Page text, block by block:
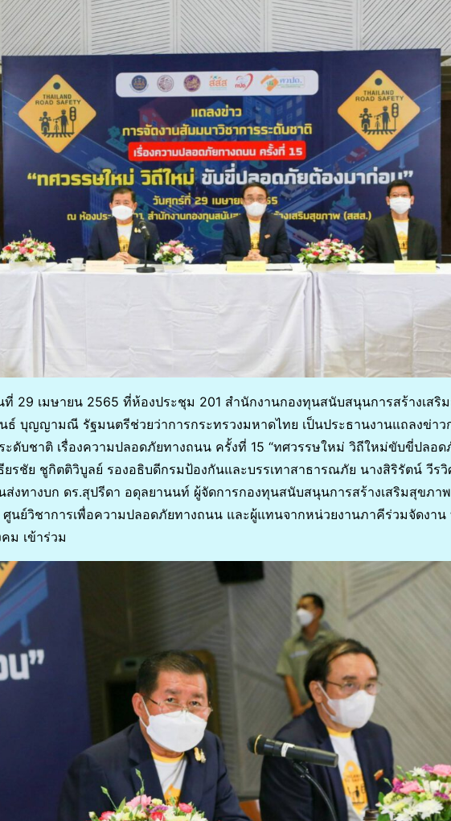
ที่ 29 เมษายน 2565 ที่ห้องประชุม 201 สำนักงานกองทุนสนับสนุนการสร้างเสริ
บุญญามณี รัฐมนตรีช่วยว่าการกระทรวงมหาดไทย เป็นประธานงานแถลงข่าว
ะดับชาติ เรื่องความปลอดภัยทางถนน ครั้งที่ 15 “ทศวรรษใหม่ วิถีใหม่ขับขี่ปลอด
ยรชัย ชูกิตติวิบูลย์ รองอธิบดีกรมป้องกันและบรรเทาสาธารณภัย นางสิริรัตน์ วีรวิ
ส่งทางบก ดร.สุปรีดา อดุลยานนท์ ผู้จัดการกองทุนสนับสนุนการสร้างเสริมสุขภาพ
นย์วิชาการเพื่อความปลอดภัยทางถนน และผู้แทนจากหน่วยงานภาคีร่วมจัดงาน
ม เข้าร่วม